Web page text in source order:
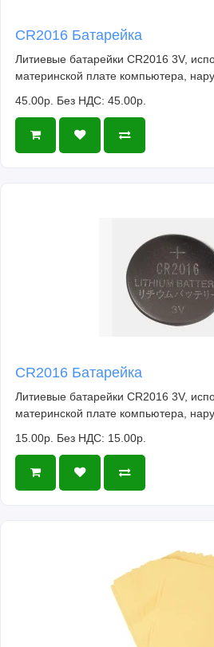
CR2016 Батарейка
Литиевые батарейки CR2016 3V,
материнской плате компьютера,
45.00р. Без НДС: 45.00р.
CR2016 Батарейка
Литиевые батарейки CR2016 3V,
материнской плате компьютера,
15.00р. Без НДС: 15.00р.